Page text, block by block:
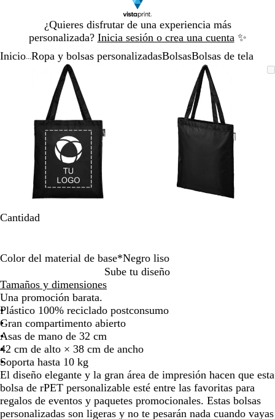
¿Quieres disfrutar de una experiencia más
personalizada? Inicia sesión o crea una cuenta ✨
1
Inicio Ropa y bolsas personalizadasBolsasBolsas de tela
Imagen
ampliable
Acercado
hasta
mínimo
Haz
clic
para
expandir
Utiliza
las
teclas
de
más
y
menos
para
ampliar
y
alejar
moverte
la
imagen
Imagen
ampliable
Acercado
hasta
mínimo
Haz
clic
para
expandir
Utiliza
las
teclas
de
más
menos
ampliar
alejar
Cantidad
Color del material de base*Negro liso
o
j
o
l
a
n
c
o
e
g
r
o
l
i
s
o
z
u
l
m
a
r
i
n
o
z
u
l
r
e
a
l
Sube tu diseño
Tamaños y dimensiones
Una promoción barata.
Plástico 100% reciclado postconsumo
Gran compartimento abierto
Asas de mano de 32 cm
42 cm de alto × 38 cm de ancho
Soporta hasta 10 kg
El diseño elegante y la gran área de impresión hacen que esta
bolsa de rPET personalizable esté entre las favoritas para
regalos de eventos y paquetes promocionales. Estas bolsas
personalizadas son ligeras y no te pesarán nada cuando vayas